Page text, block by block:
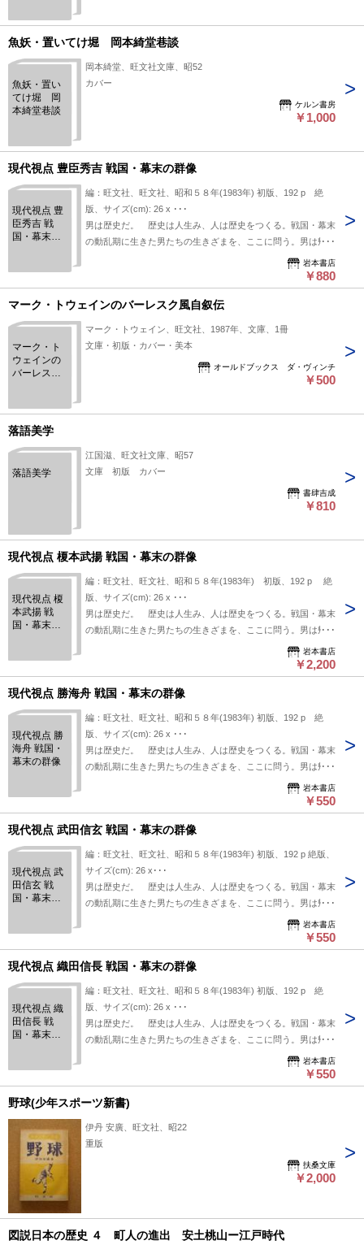
魚妖・置いてけ堀 岡本綺堂巷談
魚妖・置い
てけ堀 岡
本綺堂巷談
岡本綺堂、旺文社文庫、昭52
カバー
ケルン書房
￥1,000
現代視点 豊臣秀吉 戦国・幕末の群像
現代視点 豊
臣秀吉 戦
国・幕末の
編：旺文社、旺文社、昭和５８年(1983年) 初版、192 p 絶
版、サイズ(cm): 26 x ･･･
男は歴史だ。 歴史は人生み、人は歴史をつくる。戦国・幕末
の動乱期に生きた男たちの生きざまを、ここに問う。男は帰っ
てきた。知力と決断にたけた華麗な成功者 豊臣秀吉 知性よ
りおどけが人を共感させる。見下すより敬え。人と人の原点を
感知していた。希代の、生まれながらのエンターテナーはどん
な小さなステージもないがしろにはしなかった。ウェイ・アッ
なる男、華麗なう成功者 豊臣秀吉 / 北庄落城お市への思慕 - 水
岩本書店
￥880
マーク・トウェインのバーレスク風自叙伝
マーク・ト
ウェインの
バーレスク
マーク・トウェイン、旺文社、1987年、文庫、1冊
文庫・初版・カバー・美本
オールドブックス ダ・ヴィンチ
￥500
落語美学
落語美学
江国滋、旺文社文庫、昭57
文庫 初版 カバー
書肆吉成
￥810
現代視点 榎本武揚 戦国・幕末の群像
現代視点 榎
本武揚 戦
国・幕末の
編：旺文社、旺文社、昭和５８年(1983年) 初版、192 p 絶
版、サイズ(cm): 26 x ･･･
男は歴史だ。 歴史は人生み、人は歴史をつくる。戦国・幕末
の動乱期に生きた男たちの生きざまを、ここに問う。男は帰っ
てきた。近代国家建設のパイオニアとなった旧幕臣 榎本武
揚 異国の地で母国を見る目を培養した化学者はフラスコの中
で夢の化合物の創造にトライした。夢は共和国の分子式をして
いた。分子式は実験室から離れやがて、国家という物質に結晶
岩本書店
￥2,200
現代視点 勝海舟 戦国・幕末の群像
現代視点 勝
海舟 戦国・
幕末の群像
編：旺文社、旺文社、昭和５８年(1983年) 初版、192 p 絶
版、サイズ(cm): 26 x ･･･
男は歴史だ。 歴史は人生み、人は歴史をつくる。戦国・幕末
の動乱期に生きた男たちの生きざまを、ここに問う。男は帰っ
てきた。近代日本に賭けた平和主義者 勝海舟 囚われてしま
うと、人は三百六十度を見ることができない。右を向けばい
い。左を向けばいい。振り返ればいい。カーブの水平線を、海
からの大地を見た。ニッポンがみえた。明日がみえた。 内
岩本書店
￥550
現代視点 武田信玄 戦国・幕末の群像
現代視点 武
田信玄 戦
国・幕末の
編：旺文社、旺文社、昭和５８年(1983年) 初版、192 p 絶版、
サイズ(cm): 26 x･･･
男は歴史だ。 歴史は人生み、人は歴史をつくる。戦国・幕末
の動乱期に生きた男たちの生きざまを、ここに問う。男は帰っ
てきた。集団指導体制をつくった近代的な軍略家 武田信玄
不毛の大地を、神の摂理を、自覚していた。個のチカラであら
がうことの無益を察知していた。ワン・フォー・オール、オー
ル・フォー・ワン。束ねる手の豊かさが名声を掴んだ。 内
岩本書店
￥550
現代視点 織田信長 戦国・幕末の群像
現代視点 織
田信長 戦
国・幕末の
編：旺文社、旺文社、昭和５８年(1983年) 初版、192 p 絶
版、サイズ(cm): 26 x ･･･
男は歴史だ。 歴史は人生み、人は歴史をつくる。戦国・幕末
の動乱期に生きた男たちの生きざまを、ここに問う。男は帰っ
てきた。伝統に挑んだ独創的合理主義者 織田信長 天空を包
んだ硝子がスローモーションで砕けキラキラと散っていった。
破壊からの安寧を信じていた。その行為に風を、光を、明日を
感じていた。硬質の殻に閉じ込められた夢は撃ち破ることでし
岩本書店
￥550
野球(少年スポーツ新書)
伊丹 安廣、旺文社、昭22
重版
扶桑文庫
￥2,000
図説日本の歴史 ４ 町人の進出 安土桃山ー江戸時代